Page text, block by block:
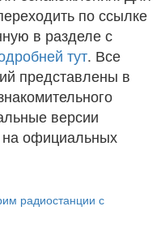
по ссылке
в разделе с
тут. Все
представлены в
версии
на официальных
радиостанции с